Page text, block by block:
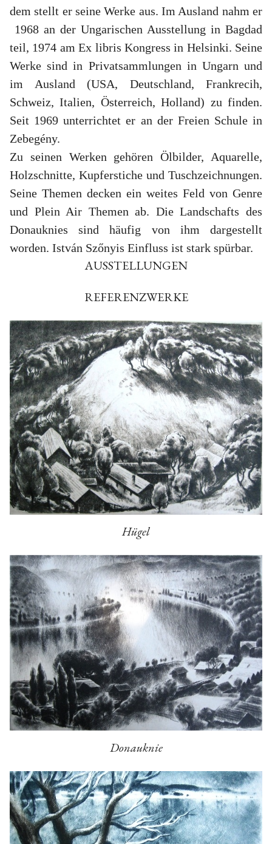
dem stellt er seine Werke aus. Im Ausland nahm er
1968 an der Ungarischen Ausstellung in Bagdad
teil, 1974 am Ex libris Kongress in Helsinki. Seine
Werke sind in Privatsammlungen in Ungarn und
im Ausland (USA, Deutschland, Frankrecih,
Schweiz, Italien, Österreich, Holland) zu finden.
Seit 1969 unterrichtet er an der Freien Schule in
Zebegény.
Zu seinen Werken gehören Ölbilder, Aquarelle,
Holzschnitte, Kupferstiche und Tuschzeichnungen.
Seine Themen decken ein weites Feld von Genre
und Plein Air Themen ab. Die Landschafts des
Donauknies sind häufig von ihm dargestellt
worden. István Szőnyis Einfluss ist stark spürbar.
AUSSTELLUNGEN
REFERENZWERKE
Hügel
Donauknie